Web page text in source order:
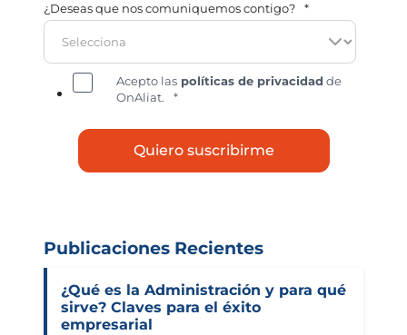
¿Deseas que nos comuniquemos contigo? *
Acepto las políticas de privacidad de
OnAliat.
*
Publicaciones Recientes
¿Qué es la Administración y para qué
sirve? Claves para el éxito
empresarial